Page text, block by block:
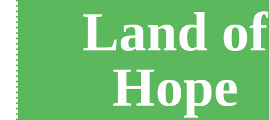
Land of
Hope